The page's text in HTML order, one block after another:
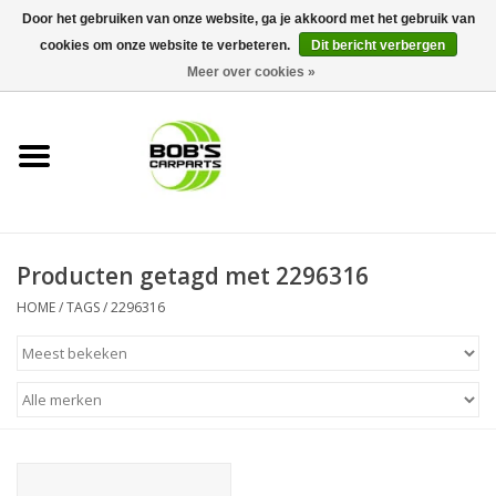
0 Artikelen - €0,00
KS TOOLS
Next Gereedschapswagens
Opbergsystemen
Producten getagd met 2296316
HOME/TAGS/2296316
Door het gebruiken van onze website, ga je akkoord met het gebruik van
cookies om onze website te verbeteren.
Dit bericht verbergen
Meer over cookies »